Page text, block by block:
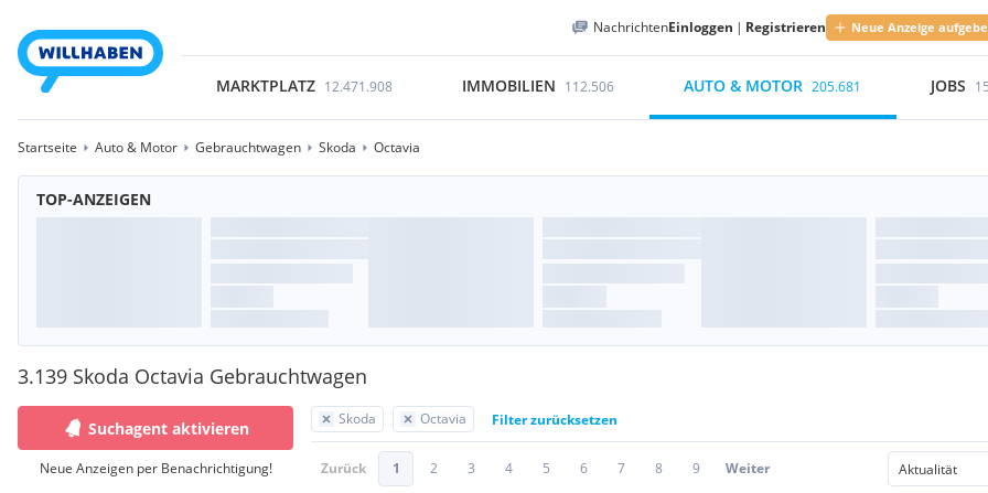
NachrichtenEinloggen | Registrieren Neue Anzeige
MARKTPLATZ 12.471.908 IMMOBILIEN 112.506 AUTO & MOTOR 205.681 JOBS
Startseite Auto & Motor Gebrauchtwagen Skoda Octavia
TOP-ANZEIGEN
3.139 Skoda Octavia Gebrauchtwagen
Skoda Octavia Filter zurücksetzen
Zurück 1 2 3 4 5 6 7 8 9 Weiter
Suchagent aktivieren
Neue Anzeigen per Benachrichtigung!